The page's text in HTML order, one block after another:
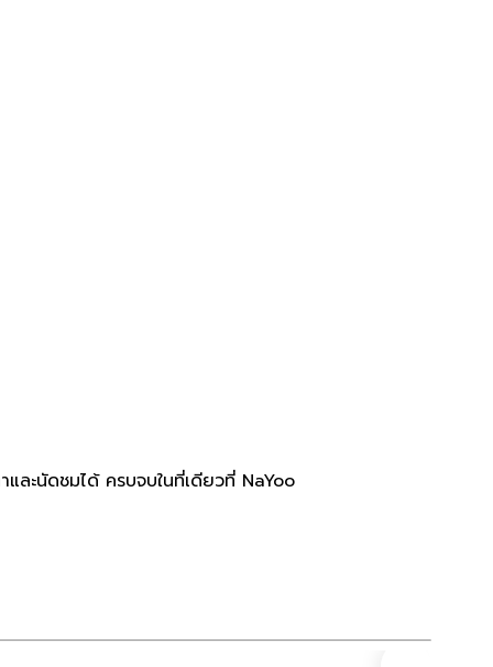
ละนัดชมได้ ครบจบในที่เดียวที่ NaYoo